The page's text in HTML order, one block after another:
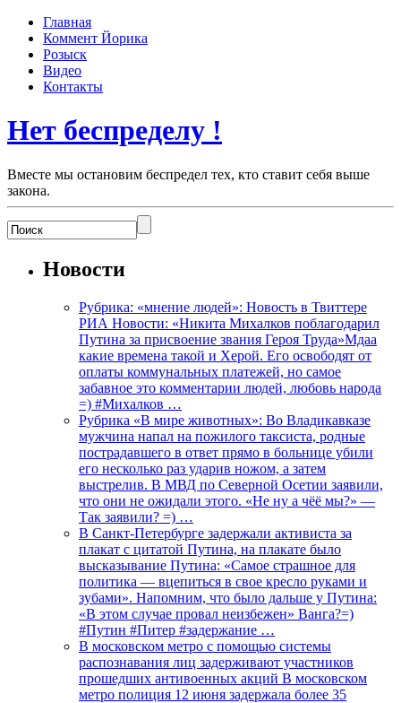
Главная
Коммент Йорика
Розыск
Видео
Контакты
Нет беспределу !
Вместе мы остановим беспредел тех, кто ставит себя выше
закона.
Новости
Рубрика: «мнение людей»: Новость в Твиттере
РИА Новости: «Никита Михалков поблагодарил
Путина за присвоение звания Героя Труда»Мдаа
какие времена такой и Херой. Его освободят от
оплаты коммунальных платежей, но самое
забавное это комментарии людей, любовь народа
=) #Михалков …
Рубрика «В мире животных»: Во Владикавказе
мужчина напал на пожилого таксиста, родные
пострадавшего в ответ прямо в больнице убили
его несколько раз ударив ножом, а затем
выстрелив. В МВД по Северной Осетии заявили,
что они не ожидали этого. «Не ну а чёё мы?» —
Так заявили? =) …
В Санкт-Петербурге задержали активиста за
плакат с цитатой Путина, на плакате было
высказывание Путина: «Самое страшное для
политика — вцепиться в свое кресло руками и
зубами». Напомним, что было дальше у Путина:
«В этом случае провал неизбежен» Ванга?=)
#Путин #Питер #задержание …
В московском метро с помощью системы
распознавания лиц задерживают участников
прошедших антивоенных акций В московском
метро полиция 12 июня задержала более 35